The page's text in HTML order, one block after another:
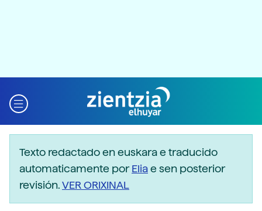
Texto redactado en euskara e traducido
automaticamente porEliae sen posterior
revisión.VER ORIXINAL